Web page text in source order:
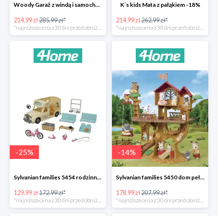
Woody Garaż z windą i samochodziki SIKU -25%
214.99 zł285.99 zł*
K´s kids Mata z pałąkiem -18%
214.99 zł262.99 zł*
-25%
Sylvanian families 5454 rodzinny kamper -25%
129.99 zł172.99 zł*
*najniższa cena z 30 dni przed obniżką
-14%
Sylvanian families 5450 dom pełen przygód na drzewie -14%
178.99 zł207.99 zł*
*najniższa cena z 30 dni przed obniżką